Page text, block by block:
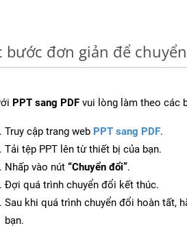
bước đơn giản để
PPT sang PDF vui lòng làm theo các
Truy cập trang web PPT sang PDF.
Tải tệp PPT lên từ thiết bị của bạn.
Nhấp vào nút “Chuyển đổi”.
Đợi quá trình chuyển đổi kết thúc.
Sau khi quá trình chuyển đổi hoàn tất,
bạn.